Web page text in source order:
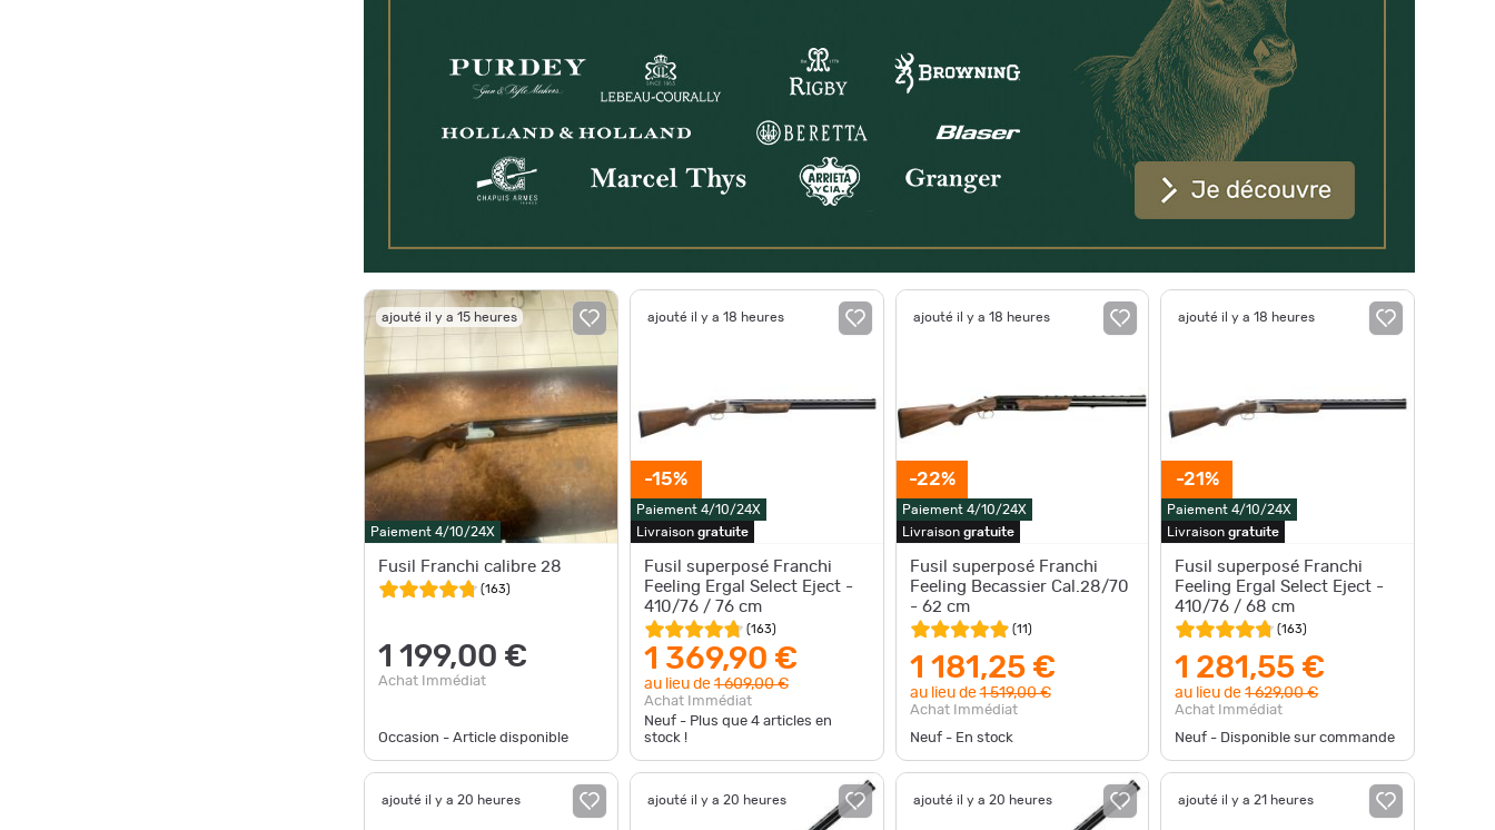
ajouté il y a 15 heures
Paiement 4/10/24X
Fusil Franchi calibre 28
(163)
1 199,00 €
Achat Immédiat
Occasion - Article disponible
ajouté il y a 18 heures
-15%
Paiement 4/10/24X
Livraison gratuite
Fusil superposé Franchi
Feeling Ergal Select Eject -
410/76 / 76 cm
(163)
1 369,90 €
au lieu de1 609,00 €
Achat Immédiat
Neuf - Plus que 4articles en
stock !
ajouté il y a 18 heures
-22%
Paiement 4/10/24X
Livraison gratuite
Fusil superposé Franchi
Feeling Becassier Cal.28/70
- 62 cm
(11 )
1 181,25 €
au lieu de1 519,00 €
Achat Immédiat
Neuf - En stock
ajouté il y a 18 heures
-21%
Paiement 4/10/24X
Livraisongratuite
Fusil superposé Franchi
Feeling Ergal Select Eject -
410/76 / 68 cm
(163)
1 281,55 €
au lieu de1 629,00 €
Achat Immédiat
Neuf - Disponible sur commande
ajouté il y a 20 heures ajouté il y a 20 heures ajouté il y a 20 heures ajouté il y a 21 heures